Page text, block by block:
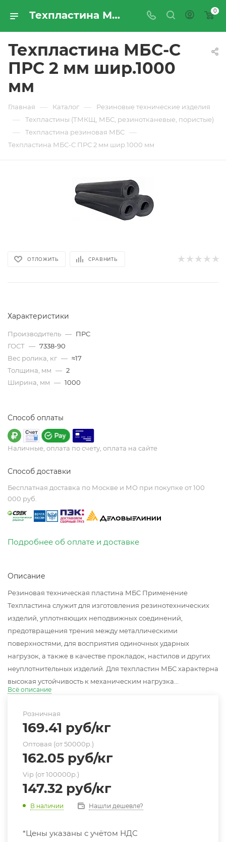
Техпластина МБС-С ПРС 2 мм шир.1000 мм - купить по цене производителя с доставкой по Москве и России | ПРОМРЕСУРССЕРВИС 0
Техпластина МБС-С
ПРС 2 мм шир.1000
мм
Главная — Каталог — Резиновые технические изделия
— Техпластины (ТМКЩ, МБС, резинотканевые, пористые)
— Техпластина резиновая МБС —
Техпластина МБС-С ПРС 2 мм шир.1000 мм
ОТЛОЖИТЬ СРАВНИТЬ
Характеристики
Производитель — ПРС
ГОСТ — 7338-90
Вес ролика, кг — ≈17
Толщина, мм — 2
Ширина, мм — 1000
Способ оплаты
Наличные, оплата по счету, оплата на сайте
Способ доставки
Бесплатная доставка по Москве и МО при покупке от 100
000 руб.
Подробнее об оплате и доставке
Описание
Резиновая техническая пластина МБС Применение
Техпластина служит для изготовления резинотехнических
изделий, уплотняющих неподвижных соединений,
предотвращения трения между металлическими
поверхностями, для восприятия одиночных ударных
нагрузок, а также в качестве прокладок, настилов и других
неуплотнительных изделий. Для техпластин МБС характерна
высокая устойчивость к механическим нагрузка...
Всё описание
Розничная
169.41 руб/кг
Оптовая (от 50000р.)
162.05 руб/кг
Vip (от 100000р.)
147.32 руб/кг
В наличии Нашли дешевле?
*Цены указаны с учётом НДС